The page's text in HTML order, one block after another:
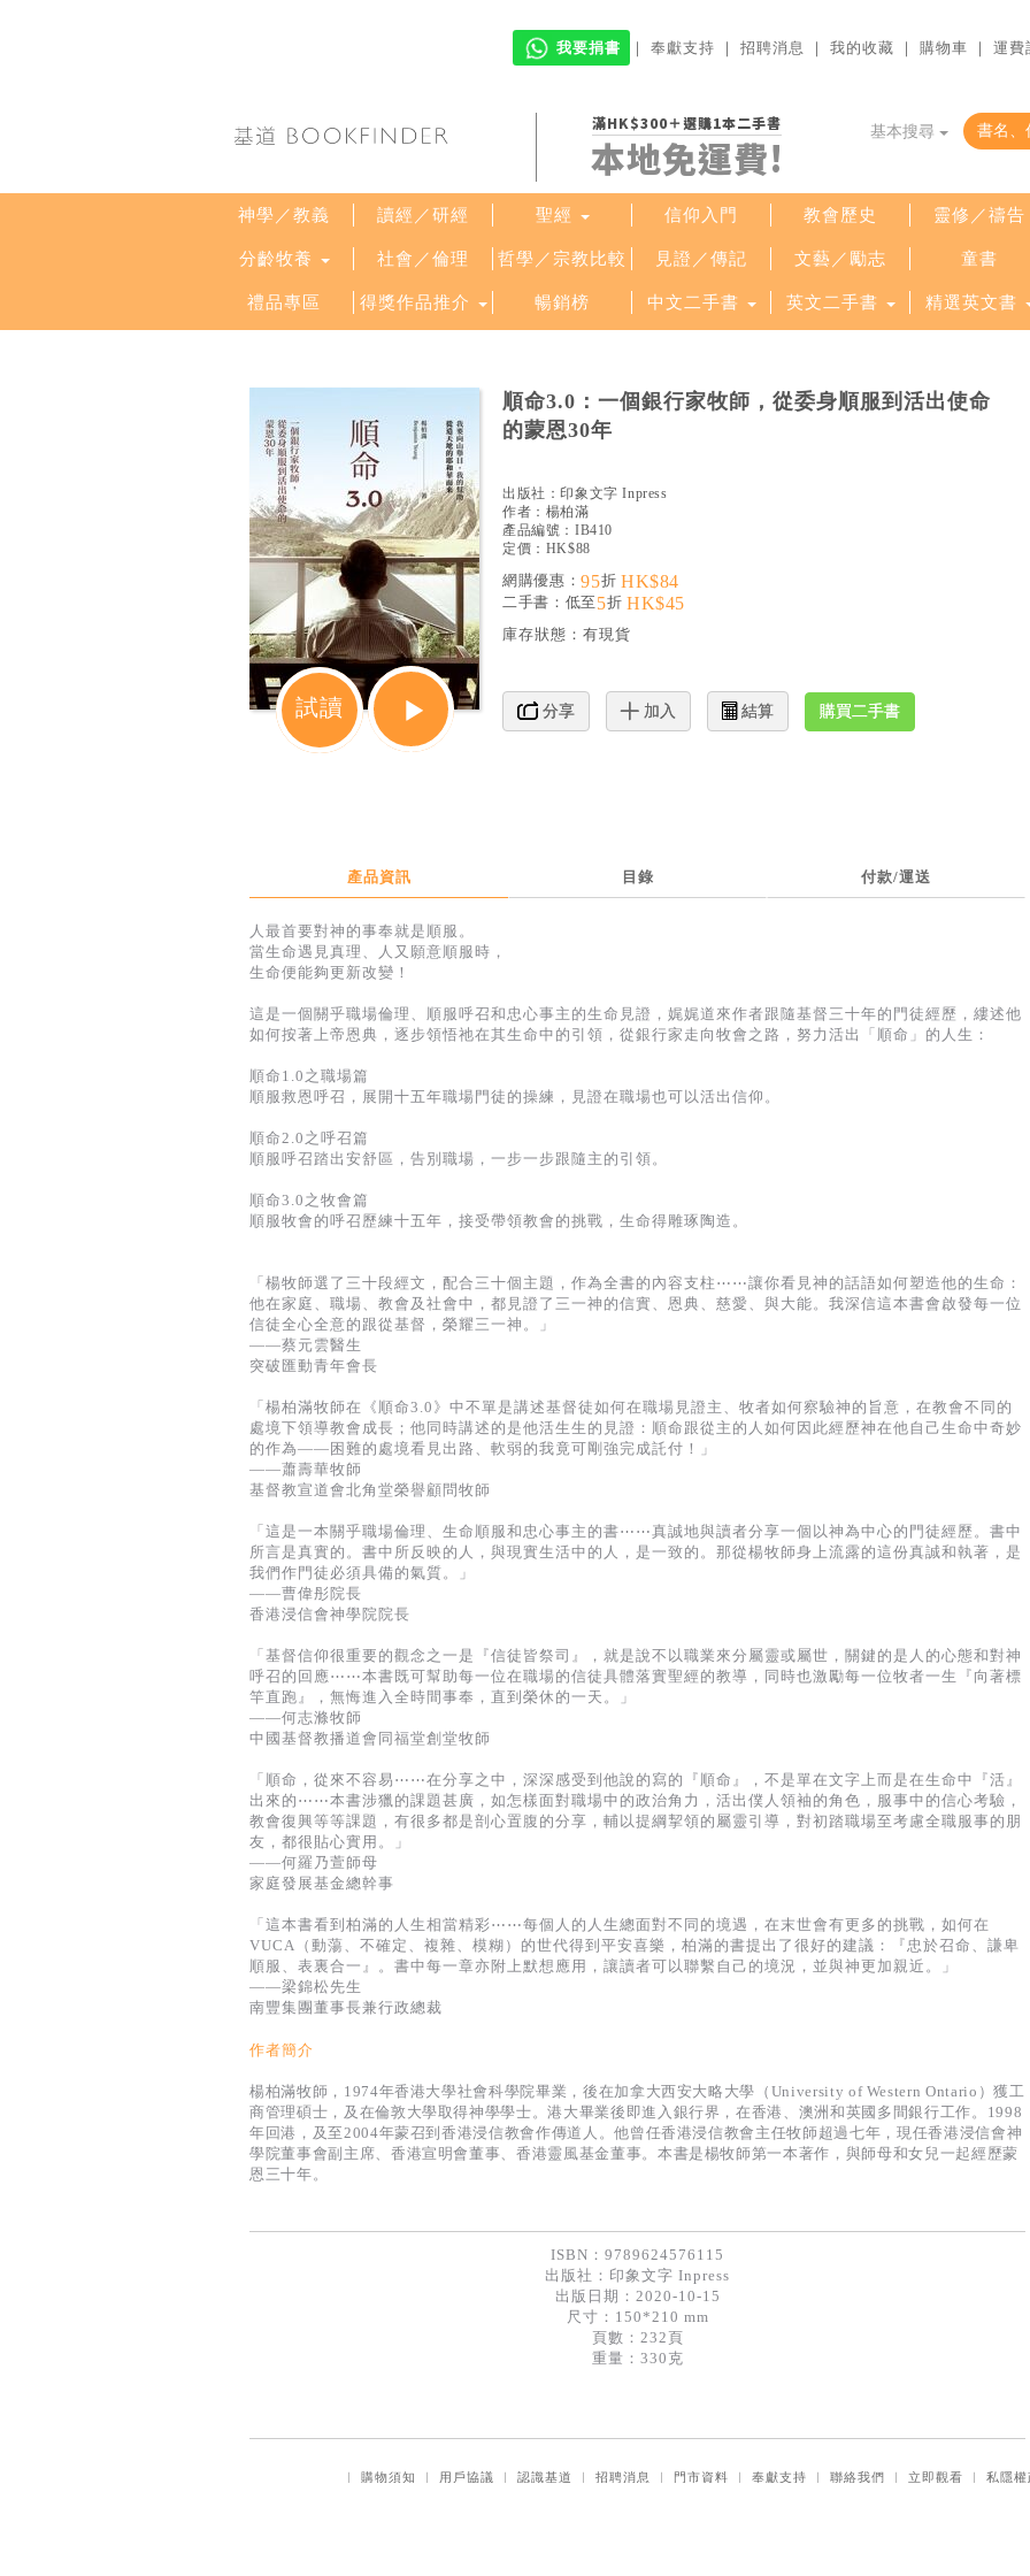
我要捐書 ｜ 奉獻支持 ｜ 招聘消息 ｜ 我的收藏 ｜ 購物車 ｜ 運費
滿HK$300＋選購1本二手書
本地免運費!
基本搜尋
神學／教義 讀經／研經 聖經 信仰入門 教會歷史 靈修／禱告
分齡牧養 社會／倫理 哲學／宗教比較 見證／傳記 文藝／勵志 童書
禮品專區 得獎作品推介 暢銷榜 中文二手書 英文二手書 精選英文書
試讀
順命3.0：一個銀行家牧師，從委身順服到活出使命
的蒙恩30年
出版社： 印象文字 Inpress
作者： 楊柏滿
產品編號： IB410
定價：HK$88
網購優惠：95折 HK$84
二手書：低至 5折 HK$45
庫存狀態： 有現貨
分享 加入 結算 購買二手書
產品資訊 目錄 付款/運送
人最首要對神的事奉就是順服。
當生命遇見真理、人又願意順服時，
生命便能夠更新改變！
這是一個關乎職場倫理、順服呼召和忠心事主的生命見證，娓娓道來作者跟隨基督三十年的門徒經歷，縷述他
如何按著上帝恩典，逐步領悟祂在其生命中的引領，從銀行家走向牧會之路，努力活出「順命」的人生：
順命1.0之職場篇
順服救恩呼召，展開十五年職場門徒的操練，見證在職場也可以活出信仰。
順命2.0之呼召篇
順服呼召踏出安舒區，告別職場，一步一步跟隨主的引領。
順命3.0之牧會篇
順服牧會的呼召歷練十五年，接受帶領教會的挑戰，生命得雕琢陶造。
「楊牧師選了三十段經文，配合三十個主題，作為全書的內容支柱⋯⋯讓你看見神的話語如何塑造他的生命：
他在家庭、職場、教會及社會中，都見證了三一神的信實、恩典、慈愛、與大能。我深信這本書會啟發每一位
信徒全心全意的跟從基督，榮耀三一神。」
——蔡元雲醫生
突破匯動青年會長
「楊柏滿牧師在《順命3.0》中不單是講述基督徒如何在職場見證主、牧者如何察驗神的旨意，在教會不同的
處境下領導教會成長；他同時講述的是他活生生的見證：順命跟從主的人如何因此經歷神在他自己生命中奇妙
的作為——困難的處境看見出路、軟弱的我竟可剛強完成託付！」
——蕭壽華牧師
基督教宣道會北角堂榮譽顧問牧師
「這是一本關乎職場倫理、生命順服和忠心事主的書⋯⋯真誠地與讀者分享一個以神為中心的門徒經歷。書中
所言是真實的。書中所反映的人，與現實生活中的人，是一致的。那從楊牧師身上流露的這份真誠和執著，是
我們作門徒必須具備的氣質。」
——曹偉彤院長
香港浸信會神學院院長
「基督信仰很重要的觀念之一是『信徒皆祭司』，就是說不以職業來分屬靈或屬世，關鍵的是人的心態和對神
呼召的回應⋯⋯本書既可幫助每一位在職場的信徒具體落實聖經的教導，同時也激勵每一位牧者一生『向著標
竿直跑』，無悔進入全時間事奉，直到榮休的一天。」
——何志滌牧師
中國基督教播道會同福堂創堂牧師
「順命，從來不容易⋯⋯在分享之中，深深感受到他說的寫的『順命』，不是單在文字上而是在生命中『活』
出來的⋯⋯本書涉獵的課題甚廣，如怎樣面對職場中的政治角力，活出僕人領袖的角色，服事中的信心考驗，
教會復興等等課題，有很多都是剖心置腹的分享，輔以提綱挈領的屬靈引導，對初踏職場至考慮全職服事的朋
友，都很貼心實用。」
——何羅乃萱師母
家庭發展基金總幹事
「這本書看到柏滿的人生相當精彩⋯⋯每個人的人生總面對不同的境遇，在末世會有更多的挑戰，如何在
VUCA（動蕩、不確定、複雜、模糊）的世代得到平安喜樂，柏滿的書提出了很好的建議：『忠於召命、謙卑
順服、表裏合一』。書中每一章亦附上默想應用，讓讀者可以聯繫自己的境況，並與神更加親近。」
——梁錦松先生
南豐集團董事長兼行政總裁
作者簡介
楊柏滿牧師，1974年香港大學社會科學院畢業，後在加拿大西安大略大學（University of Western Ontario）獲工
商管理碩士，及在倫敦大學取得神學學士。港大畢業後即進入銀行界，在香港、澳洲和英國多間銀行工作。1998
年回港，及至2004年蒙召到香港浸信教會作傳道人。他曾任香港浸信教會主任牧師超過七年，現任香港浸信會神
學院董事會副主席、香港宣明會董事、香港靈風基金董事。本書是楊牧師第一本著作，與師母和女兒一起經歷蒙
恩三十年。
ISBN：9789624576115
出版社： 印象文字 Inpress
出版日期：2020-10-15
尺寸：150*210 mm
頁數：232頁
重量：330克
｜ 購物須知 ｜ 用戶協議 ｜ 認識基道 ｜ 招聘消息 ｜ 門市資料 ｜ 奉獻支持 ｜ 聯絡我們 ｜ 立即觀看 ｜ 私隱權